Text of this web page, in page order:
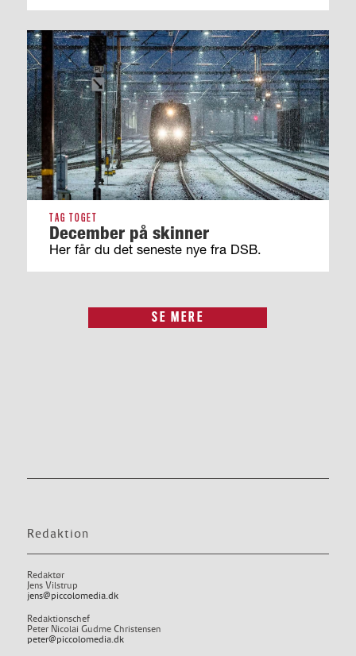
TAG TOGET
December på skinner
Her får du det seneste nye fra DSB.
SE MERE
Redaktion
Redaktør
Jens Vilstrup
jens@piccolomedia.dk
Redaktionschef
Peter Nicolai Gudme Christensen
peter@piccolomedia.dk